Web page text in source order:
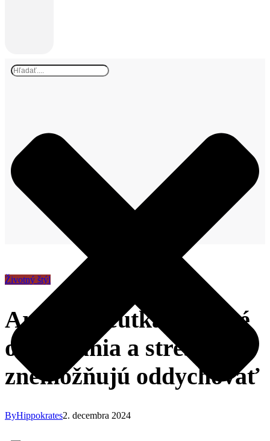
Životný štýl
Arteterapeutka: Vysoké
očakávania a stres nám
znemožňujú oddychovať
ByHippokrates2. decembra 2024